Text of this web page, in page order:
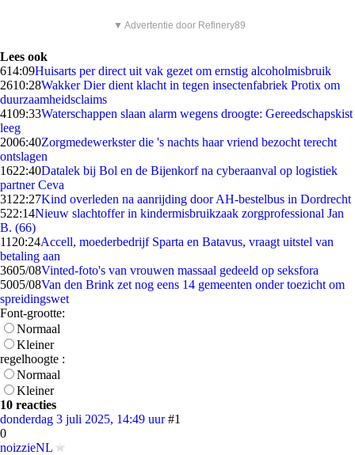
▼ Advertentie door Refinery89
Lees ook
614:09Huisarts per direct uit vak gezet om ernstig alcoholmisbruik
2610:28Wakker Dier dient klacht in tegen insectenfabriek Protix om
duurzaamheidsclaims
4109:33Waterschappen slaan alarm wegens droogte: Gereedschapskist
leeg
2006:40Zorgmedewerkster die 's nachts haar vriend bezocht terecht
ontslagen
1622:40Datalek bij Bol en de Bijenkorf na cyberaanval op logistiek
partner Ceva
31 22:27Kind overleden na aanrijding door AH-bestelbus in Dordrecht
522:14Nieuw slachtoffer in kindermisbruikzaak zorgprofessional Jan
B. (66)
11 20:24Accell, moederbedrijf Sparta en Batavus, vraagt uitstel van
betaling aan
3605/08Vinted-foto's van vrouwen massaal gedeeld op seksfora
5005/08Van den Brink zet nog eens 14 gemeenten onder toezicht om
spreidingswet
Font-grootte:
Normaal
Kleiner
regelhoogte :
Normaal
Kleiner
10 reacties
donderdag 3 juli 2025, 14:49 uur #1
0
noizzieNL